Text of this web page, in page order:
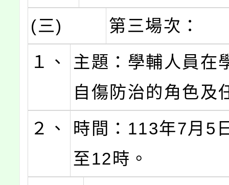
(三)
第三場次：
１、
主題：學輔人員在
自傷防治的角色及
２、
時間：113年7月5
至12時。